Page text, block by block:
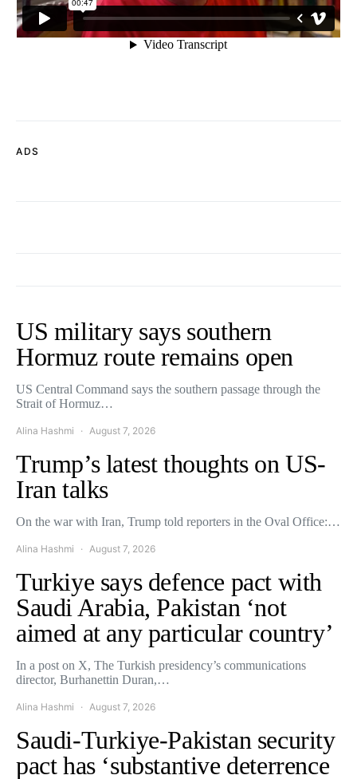
ADS
US military says southern
Hormuz route remains open
US Central Command says the southern passage through the
Strait of Hormuz…
Alina Hashmi August 7, 2026
Trump’s latest thoughts on US-
Iran talks
On the war with Iran, Trump told reporters in the Oval Office:…
Alina Hashmi August 7, 2026
Turkiye says defence pact with
Saudi Arabia, Pakistan ‘not
aimed at any particular country’
In a post on X, The Turkish presidency’s communications
director, Burhanettin Duran,…
Alina Hashmi August 7, 2026
Saudi-Turkiye-Pakistan security
pact has ‘substantive deterrence